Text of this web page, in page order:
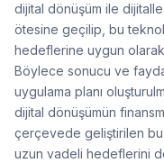
dijital dönüşüm ile
ötesine geçilip, bu
hedeflerine uygun
Böylece sonucu ve
uygulama planı
dijital dönüşümün
çerçevede geliştirilen bu
uzun vadeli hedeflerini